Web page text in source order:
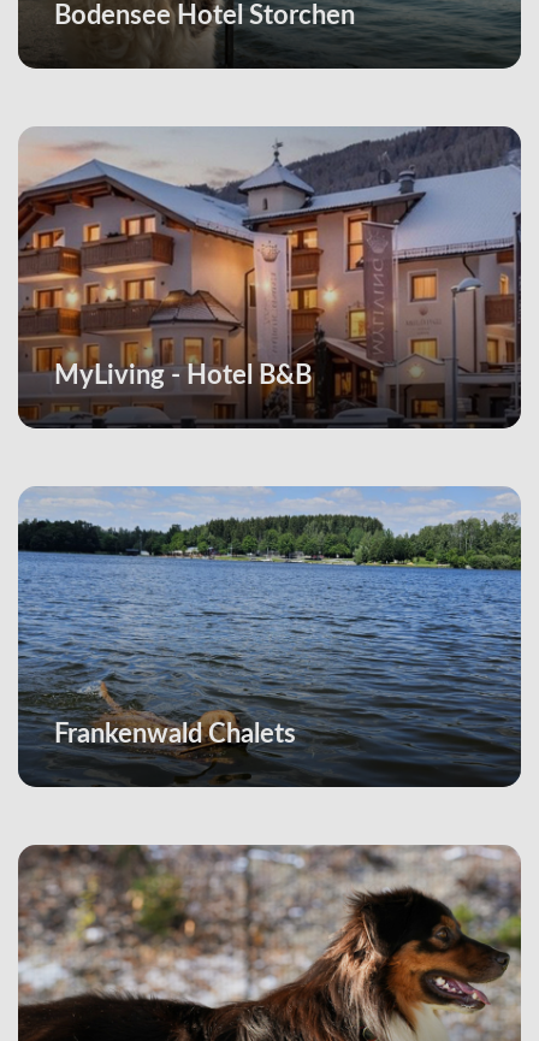
Bodensee Hotel Storchen
MyLiving - Hotel B&B
Frankenwald Chalets